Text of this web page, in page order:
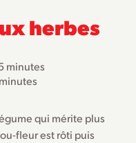
herbes
minutes
qui mérite plus
fleur est rôti puis